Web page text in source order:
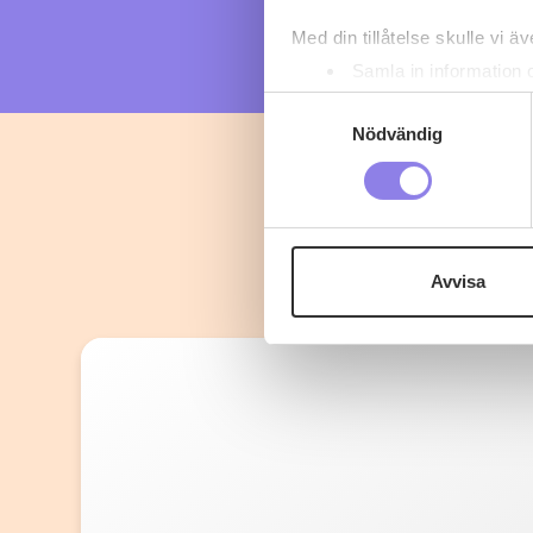
Med din tillåtelse skulle vi
Samla in information
Identifiera din enhet
Ta reda på mer om hur
eller dra tillbaka ditt
eller äldre. Genom att
till de sociala medier och
Nödvändig
Avvisa